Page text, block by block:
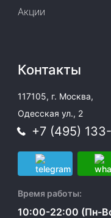
Акции
Контакты
117105, г. Москва,
Одесская ул., 2
+7 (495)
Время работы:
10:00-22:00 (Пн-